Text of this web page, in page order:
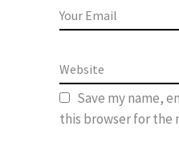
Save my name,
this browser for the